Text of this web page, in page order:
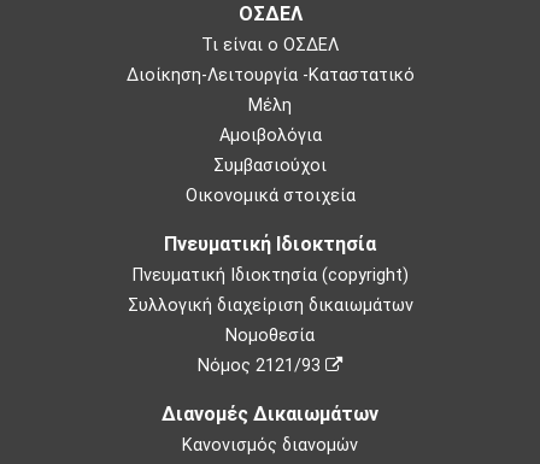
ΟΣΔΕΛ
Τι είναι ο ΟΣΔΕΛ
Διοίκηση-Λειτουργία -Καταστατικό
Μέλη
Αμοιβολόγια
Συμβασιούχοι
Οικονομικά στοιχεία
Πνευματική Ιδιοκτησία
Πνευματική Ιδιοκτησία (copyright)
Συλλογική διαχείριση δικαιωμάτων
Νομοθεσία
Νόμος 2121/93
Διανομές Δικαιωμάτων
Κανονισμός διανομών